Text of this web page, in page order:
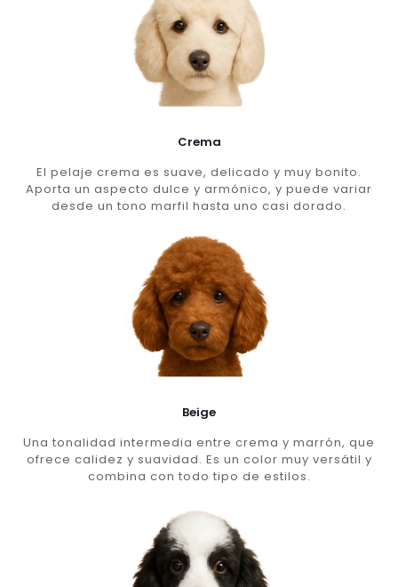
Crema
El pelaje crema es suave, delicado y muy bonito.
Aporta un aspecto dulce y armónico, y puede variar
desde un tono marfil hasta uno casi dorado.
Beige
Una tonalidad intermedia entre crema y marrón, que
ofrece calidez y suavidad. Es un color muy versátil y
combina con todo tipo de estilos.